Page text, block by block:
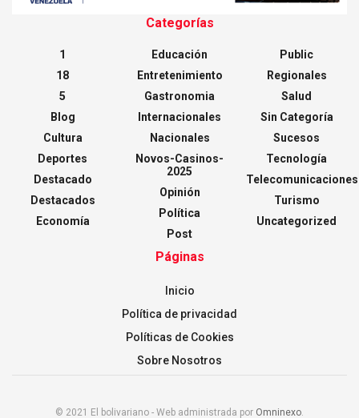
Categorías
1
18
5
Blog
Cultura
Deportes
Destacado
Destacados
Economía
Educación
Entretenimiento
Gastronomia
Internacionales
Nacionales
Novos-Casinos-
2025
Opinión
Política
Post
Public
Regionales
Salud
Sin Categoría
Sucesos
Tecnología
Telecomunicaciones
Turismo
Uncategorized
Páginas
Inicio
Política de privacidad
Políticas de Cookies
Sobre Nosotros
© 2021 El bolivariano - Web administrada por Omninexo